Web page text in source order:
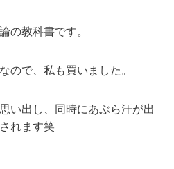
の教科書です。
ので、私も買いました。
い出し、同時にあぶら汗が出
れます笑